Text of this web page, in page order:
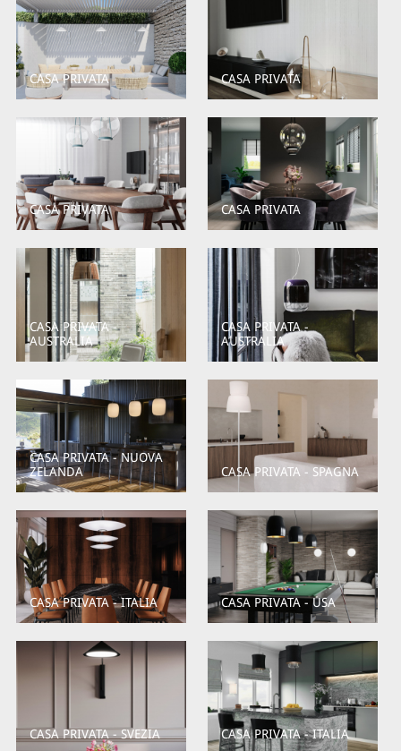
CASA PRIVATA CASA PRIVATA
CASA PRIVATA CASA PRIVATA
CASA PRIVATA -
AUSTRALIA
CASA PRIVATA -
AUSTRALIA
CASA PRIVATA - NUOVA
ZELANDA
CASA PRIVATA - SPAGNA
CASA PRIVATA - ITALIA CASA PRIVATA - USA
CASA PRIVATA - SVEZIA CASA PRIVATA - ITALIA